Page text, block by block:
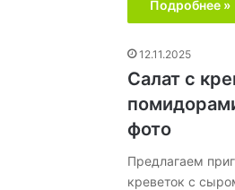
Подробнее »
12.11.2025
Салат с
фото
Предлагаем
креветок с